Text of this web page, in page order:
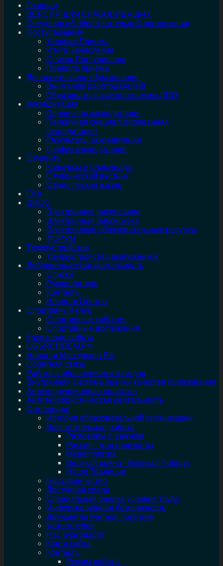
Главная
ВЕРСИЯ ДЛЯ СЛАБОВИДЯЩИХ
Сведения об образовательной организации
Поступающему
Условия Приема
Итоги Зачисления
Список Поступивших
Правила приёма
Дополнительное образование
Вниманию работодателей!
Образовательные программы ДПО
Аккредитация
Первичная аккредитация
Первичная специализированная
аккредитация
Результаты аккредитации
График аккредитации
Студенту
Конкурсы и олимпиады
Студенческий вестник
Студенческая жизнь
ГИА
ЭИОС
Электронное расписание
Электронная библиотека
Электронные образовательные ресурсы
ФОРУМ
Трудоустройство
Трудоустройство выпускников
Добровольческая деятельность
Списки
Руководитель
Контакты
Новости Центра
Спортивный клуб
Спортивные события
Спортивные достижения
Кружковая работа
ОБЪЯСНЯЕМ.РФ
Новости Минздрава РФ
Обратная связь
Работа с обращениями граждан
Внутренняя система оценки качества образования
Антикоррупционная политика
Антитеррористическая деятельность
О колледже
История образовательной организации
Воспитательная работа
Разговоры о важном
Россия - мои горизонты
Мероприятия
Великая война - Великая Победа
Наши Традиции
Наставничество
Доступная среда
Специальная оценка условий труда
Информационная безопасность
Документы учетной политики
Фотогалерея
Нас благодарят
Карта сайта
Контакты
Режим работы